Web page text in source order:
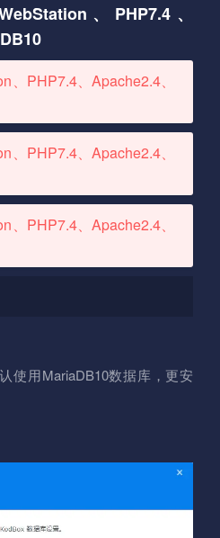
、PHP7.4、
、PHP7.4、Apache2.4、
、PHP7.4、Apache2.4、
、PHP7.4、Apache2.4、
使用MariaDB10数据库，更安